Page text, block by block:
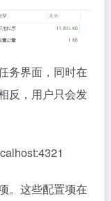
务界面，同时在
反，用户只会发
。这些配置项在